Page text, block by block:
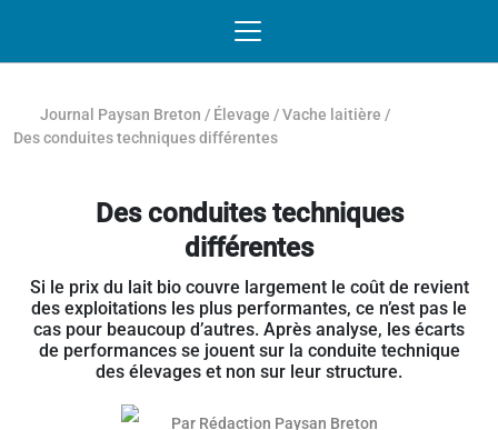
Journal Paysan Breton / Élevage /Vache laitière /
Des conduites techniques différentes
Des conduites techniques
différentes
Si le prix du lait bio couvre largement le coût de revient
des exploitations les plus performantes, ce n’est pas le
cas pour beaucoup d’autres. Après analyse, les écarts
de performances se jouent sur la conduite technique
des élevages et non sur leur structure.
Par Rédaction Paysan Breton